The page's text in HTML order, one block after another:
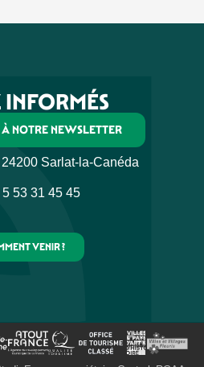
INFORMÉS
NOTRE NEWSLETTER
Sarlat-la-Canéda
5 53 31 45 45
VENIR ?